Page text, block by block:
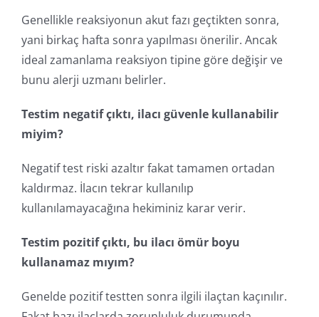
Genellikle reaksiyonun akut fazı geçtikten sonra,
yani birkaç hafta sonra yapılması önerilir. Ancak
ideal zamanlama reaksiyon tipine göre değişir ve
bunu alerji uzmanı belirler.
Testim negatif çıktı, ilacı güvenle kullanabilir
miyim?
Negatif test riski azaltır fakat tamamen ortadan
kaldırmaz. İlacın tekrar kullanılıp
kullanılamayacağına hekiminiz karar verir.
Testim pozitif çıktı, bu ilacı ömür boyu
kullanamaz mıyım?
Genelde pozitif testten sonra ilgili ilaçtan kaçınılır.